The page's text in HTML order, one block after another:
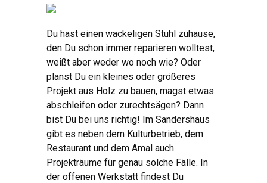
Du hast einen wackeligen Stuhl zuhause,
den Du schon immer reparieren wolltest,
weißt aber weder wo noch wie? Oder
planst Du ein kleines oder größeres
Projekt aus Holz zu bauen, magst etwas
abschleifen oder zurechtsägen? Dann
bist Du bei uns richtig! Im Sandershaus
gibt es neben dem Kulturbetrieb, dem
Restaurant und dem Amal auch
Projekträume für genau solche Fälle. In
der offenen Werkstatt findest Du